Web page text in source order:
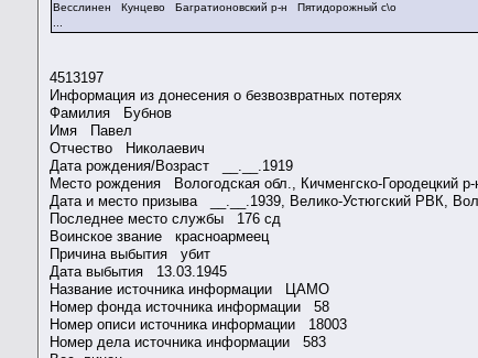
Весслинен Кунцево Багратионовский р-н Пятидорожный с\о
...
4513197
Информация из донесения о безвозвратных потерях
Фамилия Бубнов
Имя Павел
Отчество Николаевич
Дата рождения/Возраст __.__.1919
Место рождения Вологодская обл., Кичменгско-Городецкий
Дата и место призыва __.__.1939, Велико-Устюгский РВК,
Последнее место службы 176 сд
Воинское звание красноармеец
Причина выбытия убит
Дата выбытия 13.03.1945
Название источника информации ЦАМО
Номер фонда источника информации 58
Номер описи источника информации 18003
Номер дела источника информации 583